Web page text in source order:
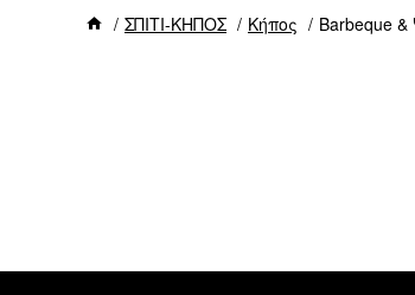
ΣΠΙΤΙ-ΚΗΠΟΣ Κήπος Barbeque